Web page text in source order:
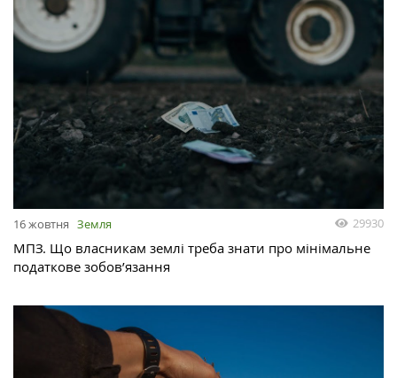
16 жовтня Земля 29930
МПЗ. Що власникам землі треба знати про мінімальне
податкове зобов’язання